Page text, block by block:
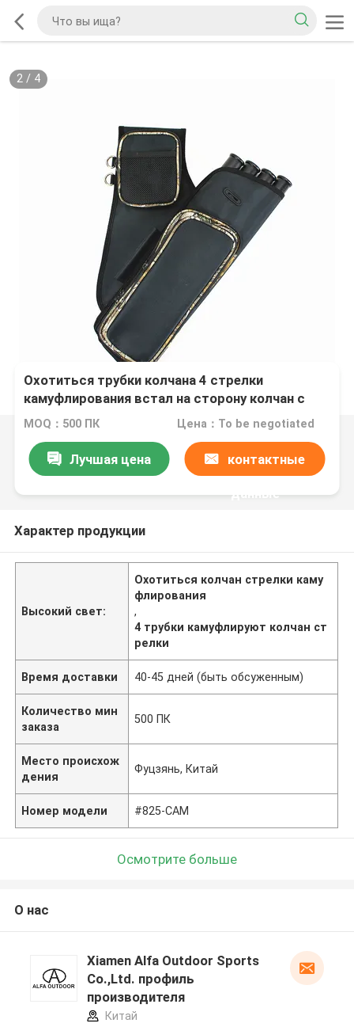
2/ 4
Охотиться трубки колчана 4 стрелки
камуфлирования встал на сторону колчан с
поясом для на открытом воздухе стрельбы
MOQ：500 ПК Цена：To be negotiated
Лучшая цена контактные
данные
Характер продукции
Высокий свет:
Охотиться колчан стрелки каму
флирования
,
4 трубки камуфлируют колчан ст
релки
Время доставки 40-45 дней (быть обсуженным)
Количество мин
заказа
500 ПК
Место происхож
дения
Фуцзянь, Китай
Номер модели #825-CAM
Осмотрите больше
О нас
Xiamen Alfa Outdoor Sports
Co.,Ltd. профиль
производителя
Китай